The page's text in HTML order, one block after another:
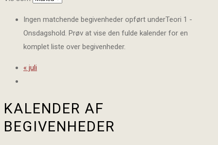
Ingen matchende begivenheder opført underTeori 1 -
Onsdagshold. Prøv at vise den fulde kalender for en
komplet liste over begivenheder.
« juli
KALENDER AF
BEGIVENHEDER